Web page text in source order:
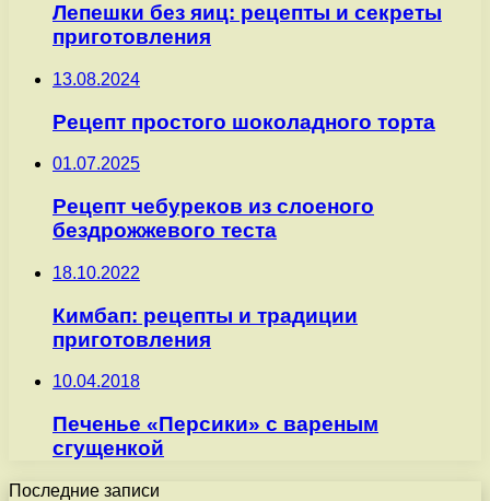
Лепешки без яиц: рецепты и секреты
приготовления
13.08.2024
Рецепт простого шоколадного торта
01.07.2025
Рецепт чебуреков из слоеного
бездрожжевого теста
18.10.2022
Кимбап: рецепты и традиции
приготовления
10.04.2018
Печенье «Персики» с вареным
сгущенкой
Последние записи